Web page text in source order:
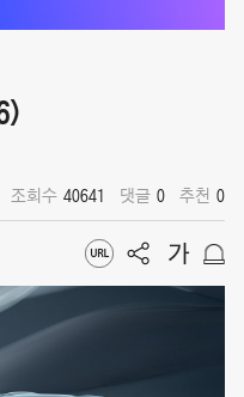
조회수 40641 댓글 0 추천 0